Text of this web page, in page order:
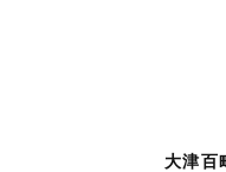
大津百